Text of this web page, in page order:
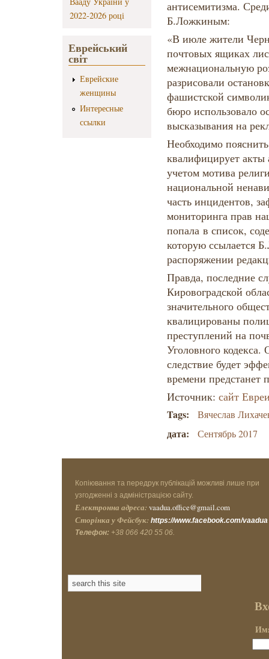
2022-2026 році
Еврейський
світ
Еврейские
женщины
Интересные
ссылки
антисемитизма.
Б.Ложкиным:
«В июле жители
почтовых ящиках
межнациональную
разрисовали
фашистской
бюро использовало
высказывания на
Необходимо
квалифицирует акты
учетом мотива
национальной
часть инцидентов,
мониторинга прав
попала в список,
которую ссылается
распоряжении
Правда, последние
Кировоградской
значительного
квалицированы
преступлений на
Уголовного кодекса.
следствие будет
времени предстанет
Источник: сайт
Tags: Вячеслав
дата: Сентябрь 2017
Копіювання та передрук публікацій можливі лише при
узгодженні з адміністрацією сайту.
Електронна адреса: vaadua.office@gmail.com
Сторінка у Фейсбук: https://www.facebook.com/vaadua
Телефон: +38 066 420 55 06.